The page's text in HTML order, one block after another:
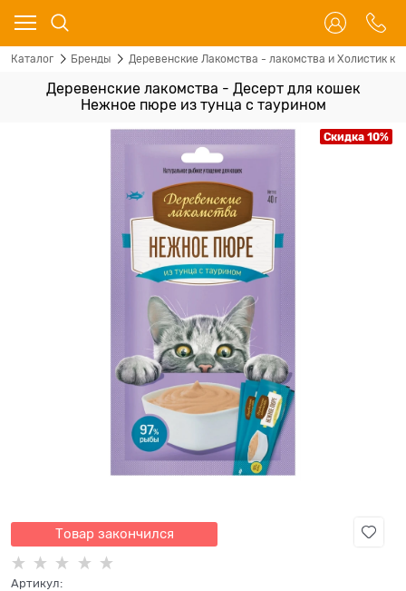
Каталог Бренды Деревенские Лакомства - лакомства и Холистик
Деревенские лакомства - Десерт для кошек
Нежное пюре из тунца с таурином
Скидка 10%
Товар закончился
Артикул: